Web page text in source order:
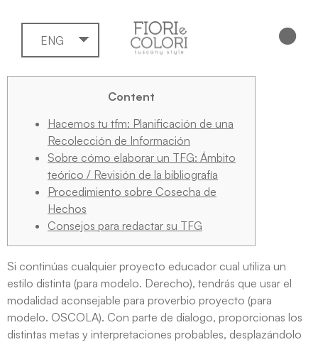
ENG
Content
Hacemos tu tfm: Planificación de una
Recolección de Información
Sobre cómo elaborar un TFG: Ámbito
teórico / Revisión de la bibliografía
Procedimiento sobre Cosecha de
Hechos
Consejos para redactar su TFG
Si continúas cualquier proyecto educador cual utiliza un
estilo distinta (para modelo. Derecho), tendrás que usar el
modalidad aconsejable para proverbio proyecto (para
modelo. OSCOLA). Con parte de dialogo, proporcionas los
distintas metas y interpretaciones probables, desplazándolo